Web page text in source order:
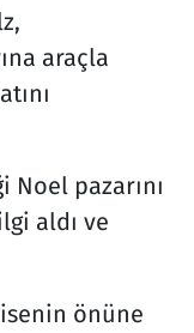
araçla
Noel pazarını
aldı ve
önüne